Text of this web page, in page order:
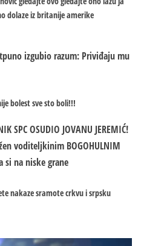
dolaze iz britanije amerike
izgubio razum: Priviđaju mu
bolest sve sto boli!!!
SPC OSUDIO JOVANU JEREMIĆ!
voditeljkinim BOGOHULNIM
si na niske grane
nakaze sramote crkvu i srpsku